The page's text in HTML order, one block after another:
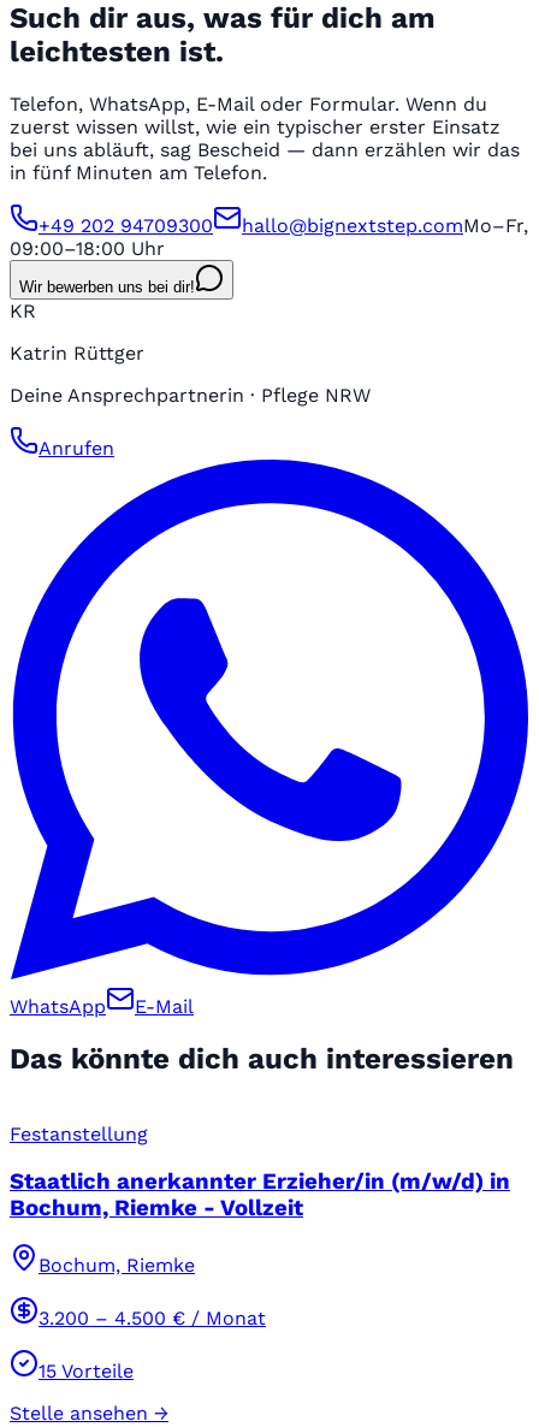
Such dir aus, was für dich am
leichtesten ist.
Telefon, WhatsApp, E-Mail oder Formular. Wenn du
zuerst wissen willst, wie ein typischer erster Einsatz
bei uns abläuft, sag Bescheid — dann erzählen wir das
in fünf Minuten am Telefon.
+49 202 94709300 hallo@bignextstep.comMo–Fr,
09:00–18:00 Uhr
Wir bewerben uns bei dir!
KR
Katrin Rüttger
Deine Ansprechpartnerin · Pflege NRW
Anrufen
WhatsApp E-Mail
Das könnte dich auch interessieren
Festanstellung
Staatlich anerkannter Erzieher/in (m/w/d) in
Bochum, Riemke - Vollzeit
Bochum, Riemke
3.200 – 4.500 € / Monat
15 Vorteile
Stelle ansehen →